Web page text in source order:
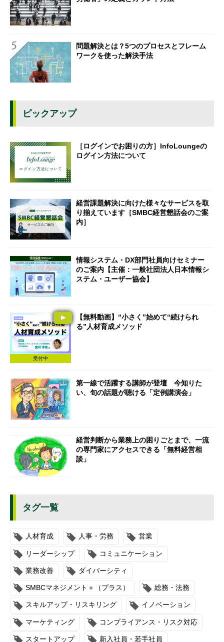
問題解決とは？5つのプロセスとフレーム
ワークを使った解決手法
ピックアップ
［ログインでお困りの方］InfoLoungeの
ログイン方法について
経営課題解決に向けた様々なサービスを取
り揃えています［SMBC経営懇話会のご案
内］
情報システム・DX部門社員向けセミナー
のご案内【主催：一般社団法人日本情報シ
ステム・ユーザー協会】
受付中
【無料動画】“小さく”始めて“続けられ
る”人材育成メソッド
第一線で活躍する講師が登壇 今知りた
い、旬の話題が聴ける「定例講演会」
経営判断から業務上の困りごとまで、一流
の専門家にアクセスできる「無料経営相
談」
タグ一覧
人材育成 人事・労務 営業
リーダーシップ コミュニケーション
業務改善 ダイバーシティ
SMBCマネジメント＋（プラス） 総務・法務
スキルアップ・リスキリング イノベーション
マーケティング コンプライアンス・リスク対応
スタートアップ 新入社員・若手社員